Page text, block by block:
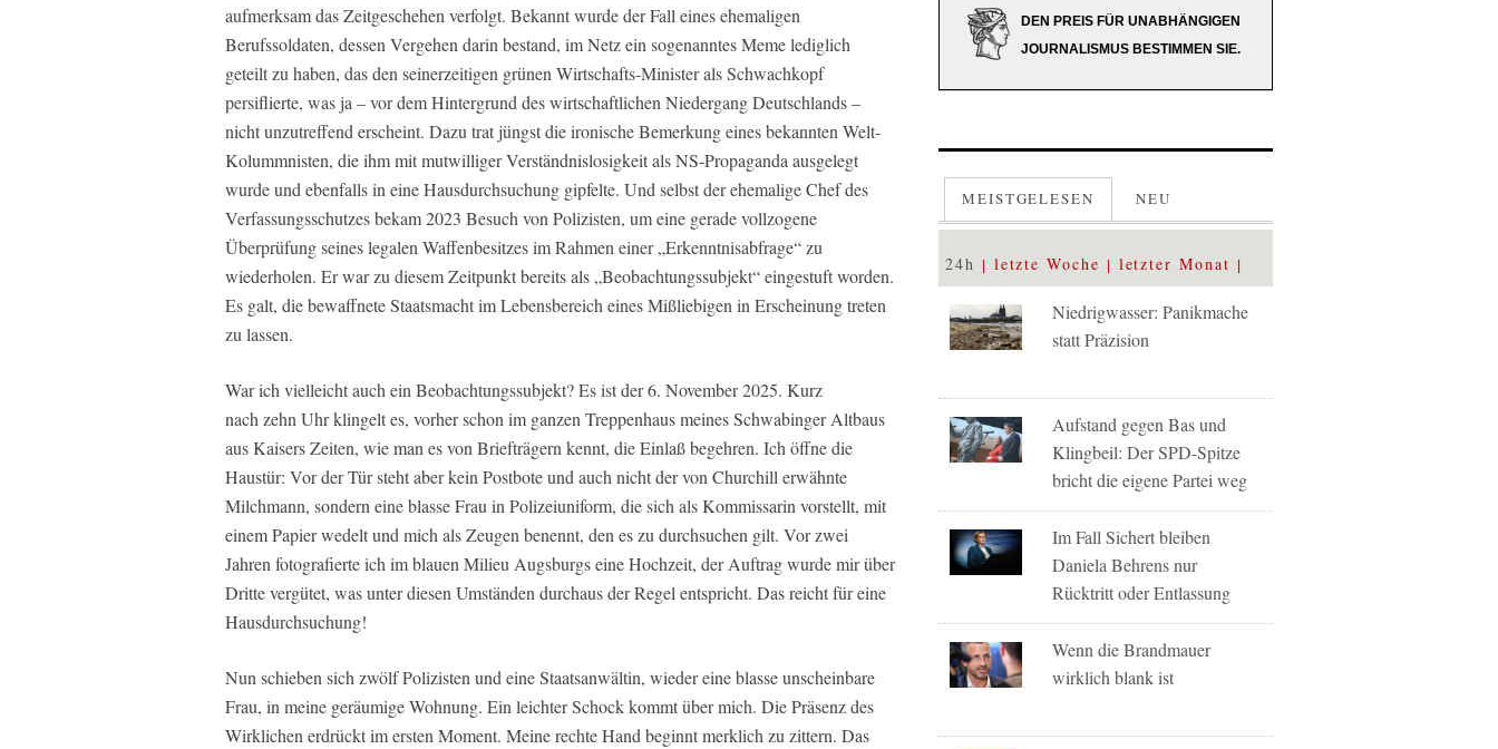
aufmerksam das Zeitgeschehen verfolgt. Bekannt wurde der Fall eines ehemaligen
Berufssoldaten, dessen Vergehen darin bestand, im Netz ein sogenanntes Meme lediglich
geteilt zu haben, das den seinerzeitigen grünen Wirtschafts-Minister als Schwachkopf
persiflierte, was ja – vor dem Hintergrund des wirtschaftlichen Niedergang Deutschlands –
nicht unzutreffend erscheint. Dazu trat jüngst die ironische Bemerkung eines bekannten Welt-
Kolummnisten, die ihm mit mutwilliger Verständnislosigkeit als NS-Propaganda ausgelegt
wurde und ebenfalls in eine Hausdurchsuchung gipfelte. Und selbst der ehemalige Chef des
Verfassungsschutzes bekam 2023 Besuch von Polizisten, um eine gerade vollzogene
Überprüfung seines legalen Waffenbesitzes im Rahmen einer „Erkenntnisabfrage“ zu
wiederholen. Er war zu diesem Zeitpunkt bereits als „Beobachtungssubjekt“ eingestuft worden.
Es galt, die bewaffnete Staatsmacht im Lebensbereich eines Mißliebigen in Erscheinung treten
zu lassen.
War ich vielleicht auch ein Beobachtungssubjekt? Es ist der 6. November 2025. Kurz
nach zehn Uhr klingelt es, vorher schon im ganzen Treppenhaus meines Schwabinger Altbaus
aus Kaisers Zeiten, wie man es von Briefträgern kennt, die Einlaß begehren. Ich öffne die
Haustür: Vor der Tür steht aber kein Postbote und auch nicht der von Churchill erwähnte
Milchmann, sondern eine blasse Frau in Polizeiuniform, die sich als Kommissarin vorstellt, mit
einem Papier wedelt und mich als Zeugen benennt, den es zu durchsuchen gilt. Vor zwei
Jahren fotografierte ich im blauen Milieu Augsburgs eine Hochzeit, der Auftrag wurde mir über
Dritte vergütet, was unter diesen Umständen durchaus der Regel entspricht. Das reicht für eine
Hausdurchsuchung!
Nun schieben sich zwölf Polizisten und eine Staatsanwältin, wieder eine blasse unscheinbare
Frau, in meine geräumige Wohnung. Ein leichter Schock kommt über mich. Die Präsenz des
Wirklichen erdrückt im ersten Moment. Meine rechte Hand beginnt merklich zu zittern. Das
DEN PREIS FÜR UNABHÄNGIGEN
JOURNALISMUS BESTIMMEN SIE.
MEISTGELESEN NEU
24h letzte Woche letzter Monat
Niedrigwasser: Panikmache
statt Präzision
Aufstand gegen Bas und
Klingbeil: Der SPD-Spitze
bricht die eigene Partei weg
Im Fall Sichert bleiben
Daniela Behrens nur
Rücktritt oder Entlassung
Wenn die Brandmauer
wirklich blank ist